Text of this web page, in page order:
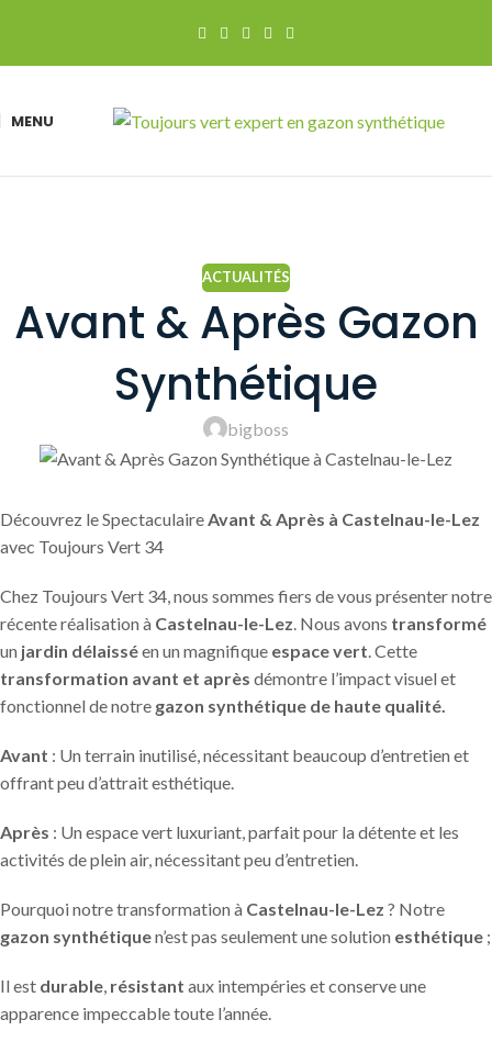
MENU
ACTUALITÉS
Avant & Après Gazon
Synthétique
bigboss
Découvrez le SpectaculaireAvant & Après à Castelnau-le-Lez
avec Toujours Vert 34
Chez Toujours Vert 34, nous sommes fiers de vous présenter notre
récente réalisation à Castelnau-le-Lez. Nous avons transformé
un jardin délaisséen un magnifique espace vert. Cette
transformation avant et après démontre l’impact visuel et
fonctionnel de notre gazon synthétique de haute qualité.
Avant : Un terrain inutilisé, nécessitant beaucoup d’entretien et
offrant peu d’attrait esthétique.
Après : Un espace vert luxuriant, parfait pour la détente et les
activités de plein air, nécessitant peu d’entretien.
Pourquoi notre transformation à Castelnau-le-Lez ? Notre
gazon synthétiquen’est pas seulement une solution esthétique ;
Il est durable, résistant aux intempéries et conserve une
apparence impeccable toute l’année.